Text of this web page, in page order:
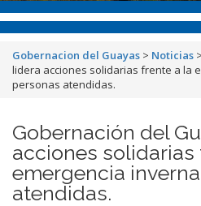
Gobernacion del Guayas > Noticias >
lidera acciones solidarias frente a la
personas atendidas.
Gobernación del
acciones solidarias
emergencia
atendidas.